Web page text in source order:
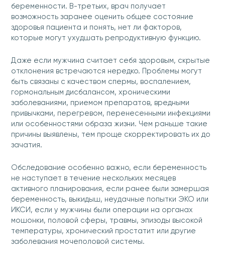
беременности. В-третьих, врач получает
возможность заранее оценить общее состояние
здоровья пациента и понять, нет ли факторов,
которые могут ухудшать репродуктивную функцию.
Даже если мужчина считает себя здоровым, скрытые
отклонения встречаются нередко. Проблемы могут
быть связаны с качеством спермы, воспалением,
гормональным дисбалансом, хроническими
заболеваниями, приемом препаратов, вредными
привычками, перегревом, перенесенными инфекциями
или особенностями образа жизни. Чем раньше такие
причины выявлены, тем проще скорректировать их до
зачатия.
Обследование особенно важно, если беременность
не наступает в течение нескольких месяцев
активного планирования, если ранее были замершая
беременность, выкидыш, неудачные попытки ЭКО или
ИКСИ, если у мужчины были операции на органах
мошонки, половой сферы, травмы, эпизоды высокой
температуры, хронический простатит или другие
заболевания мочеполовой системы.